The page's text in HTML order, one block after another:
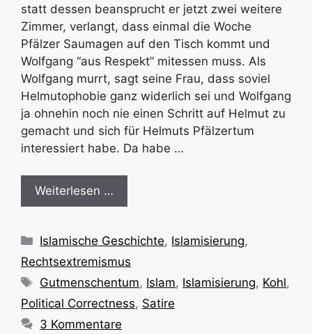
statt dessen beansprucht er jetzt zwei weitere
Zimmer, verlangt, dass einmal die Woche
Pfälzer Saumagen auf den Tisch kommt und
Wolfgang “aus Respekt” mitessen muss. Als
Wolfgang murrt, sagt seine Frau, dass soviel
Helmutophobie ganz widerlich sei und Wolfgang
ja ohnehin noch nie einen Schritt auf Helmut zu
gemacht und sich für Helmuts Pfälzertum
interessiert habe. Da habe …
Weiterlesen …
Kategorien
Islamische Geschichte, Islamisierung,
Rechtsextremismus
Schlagwörter
Gutmenschentum, Islam, Islamisierung, Kohl,
Political Correctness, Satire
3 Kommentare